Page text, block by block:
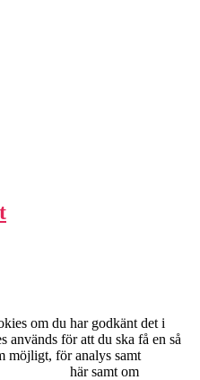
om du har godkänt det i
används för att du ska få en så
möjligt, för analys samt
här samt om